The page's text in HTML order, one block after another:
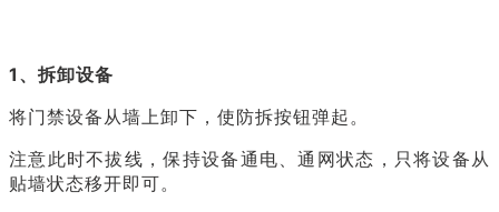
1、拆卸设备
将门禁设备从墙上卸下，使防拆按钮弹起。
注意此时不拔线，保持设备通电、通网状态，只将设备从
贴墙状态移开即可。